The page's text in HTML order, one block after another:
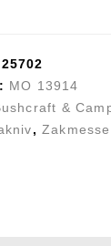
MO 13914
&
,